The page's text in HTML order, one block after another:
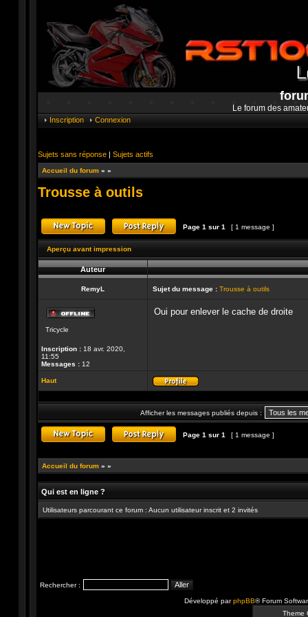
Le forum des
Inscription Connexion
Sujets sans réponse | Sujets actifs
Accueil du forum » »
Trousse à outils
Publier un nouveau sujetRépondre au sujet
Page 1 sur 1 [ 1 message ]
Aperçu avant impression
Auteur
RemyL Sujet du message : Trousse à outils
Tricycle
Inscription : 18 avr. 2020,
11:55
Messages : 12
Oui pour enlever le cache de droite
Haut
Profil
Afficher les messages publiés depuis :
Page 1 sur 1 [ 1 message ]
Accueil du forum » »
Qui est en ligne ?
Utilisateurs parcourant ce forum : Aucun utilisateur inscrit et 2 invités
Rechercher :
Développé parphpBB® Forum
Theme